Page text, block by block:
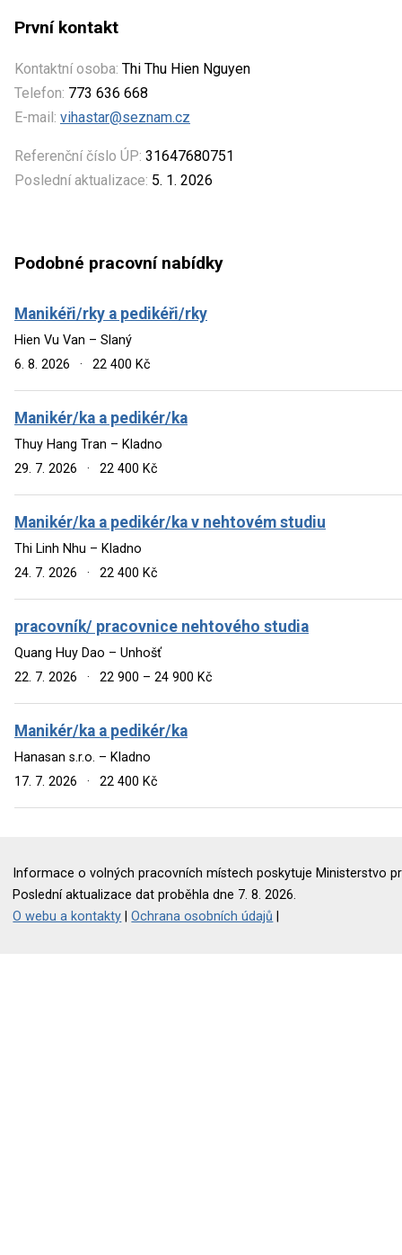
První kontakt
Kontaktní osoba: Thi Thu Hien Nguyen
Telefon: 773 636 668
E-mail: vihastar@seznam.cz
Referenční číslo ÚP: 31647680751
Poslední aktualizace: 5. 1. 2026
Podobné pracovní nabídky
Manikéři/rky a pedikéři/rky
Hien Vu Van – Slaný
6. 8. 2026
· 22 400 Kč
Manikér/ka a pedikér/ka
Thuy Hang Tran – Kladno
29. 7. 2026
· 22 400 Kč
Manikér/ka a pedikér/ka v nehtovém studiu
Thi Linh Nhu – Kladno
24. 7. 2026
· 22 400 Kč
pracovník/ pracovnice nehtového studia
Quang Huy Dao – Unhošť
22. 7. 2026
· 22 900 – 24 900 Kč
Manikér/ka a pedikér/ka
Hanasan s.r.o. – Kladno
17. 7. 2026
· 22 400 Kč
Informace o volných pracovních místech poskytuje Ministerstvo
Poslední aktualizace dat proběhla dne 7. 8. 2026.
O webu a kontakty |Ochrana osobních údajů